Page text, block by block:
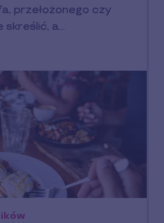
przełożonego czy
skreślić, a…